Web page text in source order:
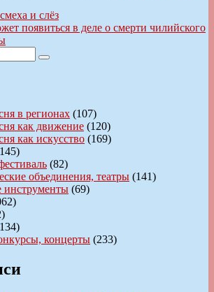
и слёз
появиться в деле о смерти чилийского
Поиск
в регионах (107)
как движение (120)
как искусство (169)
(82)
объединения, театры (141)
(69)
концерты (233)